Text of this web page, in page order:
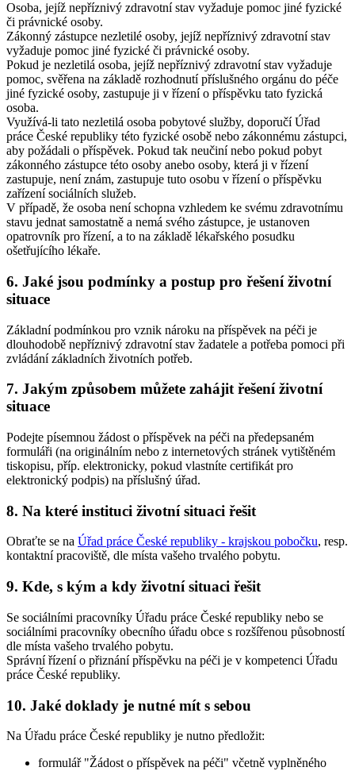
Osoba, jejíž nepříznivý zdravotní stav vyžaduje pomoc jiné fyzické
či právnické osoby.
Zákonný zástupce nezletilé osoby, jejíž nepříznivý zdravotní stav
vyžaduje pomoc jiné fyzické či právnické osoby.
Pokud je nezletilá osoba, jejíž nepříznivý zdravotní stav vyžaduje
pomoc, svěřena na základě rozhodnutí příslušného orgánu do péče
jiné fyzické osoby, zastupuje ji v řízení o příspěvku tato fyzická
osoba.
Využívá-li tato nezletilá osoba pobytové služby, doporučí Úřad
práce České republiky této fyzické osobě nebo zákonnému zástupci,
aby požádali o příspěvek. Pokud tak neučiní nebo pokud pobyt
zákonného zástupce této osoby anebo osoby, která ji v řízení
zastupuje, není znám, zastupuje tuto osobu v řízení o příspěvku
zařízení sociálních služeb.
V případě, že osoba není schopna vzhledem ke svému zdravotnímu
stavu jednat samostatně a nemá svého zástupce, je ustanoven
opatrovník pro řízení, a to na základě lékařského posudku
ošetřujícího lékaře.
6. Jaké jsou podmínky a postup pro řešení životní
situace
Základní podmínkou pro vznik nároku na příspěvek na péči je
dlouhodobě nepříznivý zdravotní stav žadatele a potřeba pomoci při
zvládání základních životních potřeb.
7. Jakým způsobem můžete zahájit řešení životní
situace
Podejte písemnou žádost o příspěvek na péči na předepsaném
formuláři (na originálním nebo z internetových stránek vytištěném
tiskopisu, příp. elektronicky, pokud vlastníte certifikát pro
elektronický podpis) na příslušný úřad.
8. Na které instituci životní situaci řešit
Obraťte se na Úřad práce České republiky - krajskou pobočku, resp.
kontaktní pracoviště, dle místa vašeho trvalého pobytu.
9. Kde, s kým a kdy životní situaci řešit
Se sociálními pracovníky Úřadu práce České republiky nebo se
sociálními pracovníky obecního úřadu obce s rozšířenou působností
dle místa vašeho trvalého pobytu.
Správní řízení o přiznání příspěvku na péči je v kompetenci Úřadu
práce České republiky.
10. Jaké doklady je nutné mít s sebou
Na Úřadu práce České republiky je nutno předložit:
formulář "Žádost o příspěvek na péči" včetně vyplněného